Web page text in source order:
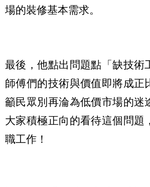
場的裝修基本需求。
最後，他點出問題點「缺技術
師傅們的技術與價值即將成正
籲民眾別再淪為低價市場的迷
大家積極正向的看待這個問題
職工作！